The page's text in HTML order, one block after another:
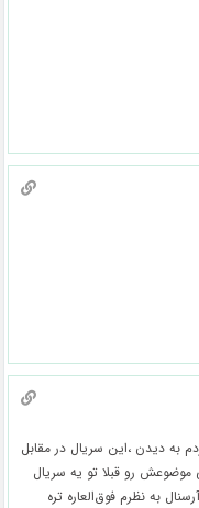
به دیدن ،این سریال در مقابل
رو قبلا تو یه سریال